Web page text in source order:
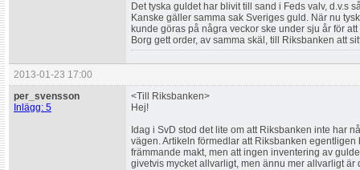
Det tyska guldet har blivit till sand i Feds valv, d.v.s
Kanske gäller samma sak Sveriges guld. När nu
kunde göras på några veckor ske under sju år för
Borg gett order, av samma skäl, till Riksbanken att
2013-01-23 17:00
per_svensson
Inlägg: 5
<Till Riksbanken>
Hej!
Idag i SvD stod det lite om att Riksbanken inte har
vägen. Artikeln förmedlar att Riksbanken
främmande makt, men att ingen inventering av
givetvis mycket allvarligt, men ännu mer allvarligt är